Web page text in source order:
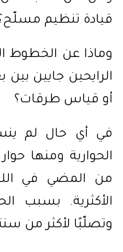
قيادة تنظيم
وماذا عن الخطوط
الرايحين جايين بين
أو قياس طرقات؟
في أي حال لم ينسَ
الحوارية ومنها
من المضي في
الأكثرية. بسبب
وتصلّبًا لأكثر من